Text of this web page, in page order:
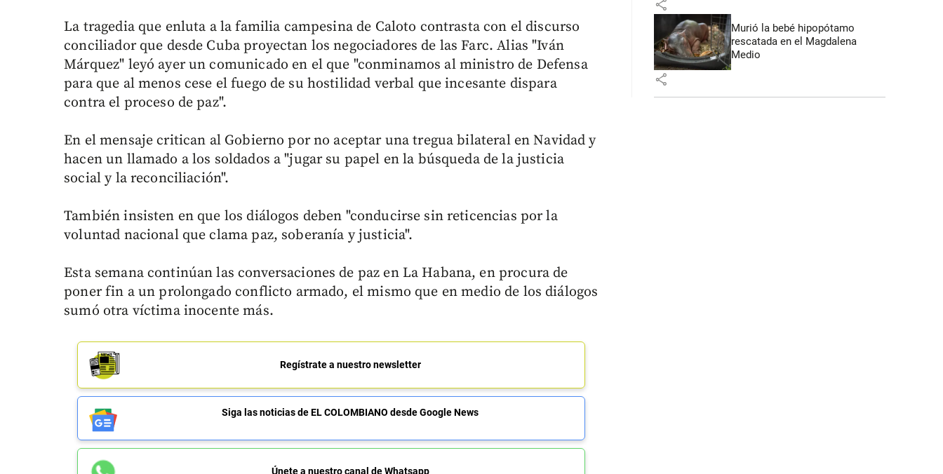
La tragedia que enluta a la familia campesina de Caloto contrasta con el discurso
conciliador que desde Cuba proyectan los negociadores de las Farc. Alias "Iván
Márquez" leyó ayer un comunicado en el que "conminamos al ministro de Defensa
para que al menos cese el fuego de su hostilidad verbal que incesante dispara
contra el proceso de paz".
En el mensaje critican al Gobierno por no aceptar una tregua bilateral en Navidad y
hacen un llamado a los soldados a "jugar su papel en la búsqueda de la justicia
social y la reconciliación".
También insisten en que los diálogos deben "conducirse sin reticencias por la
voluntad nacional que clama paz, soberanía y justicia".
Esta semana continúan las conversaciones de paz en La Habana, en procura de
poner fin a un prolongado conflicto armado, el mismo que en medio de los diálogos
sumó otra víctima inocente más.
Regístrate a nuestro newsletter
Siga las noticias de EL COLOMBIANO desde Google News
Únete a nuestro canal de Whatsapp
share
Murió la bebé hipopótamo
rescatada en el Magdalena
Medio
share